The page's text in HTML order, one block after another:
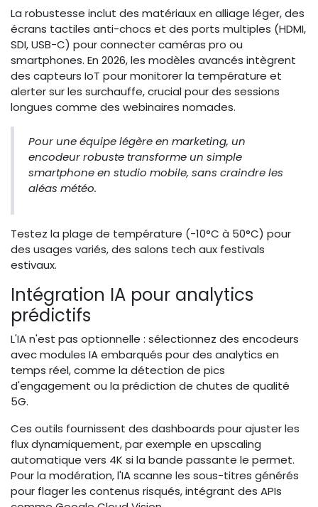
La robustesse inclut des matériaux en alliage léger, des
écrans tactiles anti-chocs et des ports multiples (HDMI,
SDI, USB-C) pour connecter caméras pro ou
smartphones. En 2026, les modèles avancés intègrent
des capteurs IoT pour monitorer la température et
alerter sur les surchauffe, crucial pour des sessions
longues comme des webinaires nomades.
Pour une équipe légère en marketing, un
encodeur robuste transforme un simple
smartphone en studio mobile, sans craindre les
aléas météo.
Testez la plage de température (-10°C à 50°C) pour
des usages variés, des salons tech aux festivals
estivaux.
Intégration IA pour analytics
prédictifs
L'IA n'est pas optionnelle : sélectionnez des encodeurs
avec modules IA embarqués pour des analytics en
temps réel, comme la détection de pics
d'engagement ou la prédiction de chutes de qualité
5G.
Ces outils fournissent des dashboards pour ajuster les
flux dynamiquement, par exemple en upscaling
automatique vers 4K si la bande passante le permet.
Pour la modération, l'IA scanne les sous-titres générés
pour flager les contenus risqués, intégrant des APIs